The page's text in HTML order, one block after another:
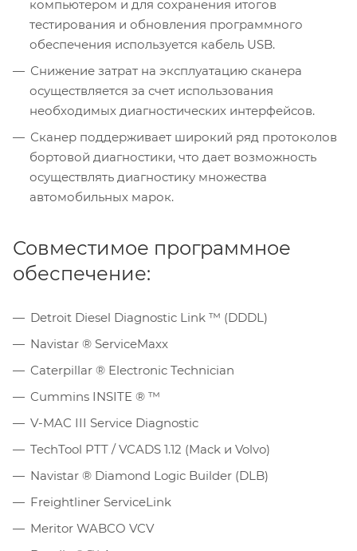
компьютером и для сохранения итогов
тестирования и обновления программного
обеспечения используется кабель USB.
Снижение затрат на эксплуатацию сканера
осуществляется за счет использования
необходимых диагностических интерфейсов.
Сканер поддерживает широкий ряд протоколов
бортовой диагностики, что дает возможность
осуществлять диагностику множества
автомобильных марок.
Совместимое программное
обеспечение:
Detroit Diesel Diagnostic Link ™ (DDDL)
Navistar ® ServiceMaxx
Caterpillar ® Electronic Technician
Cummins INSITE ® ™
V-MAC III Service Diagnostic
TechTool PTT / VCADS 1.12 (Mack и Volvo)
Navistar ® Diamond Logic Builder (DLB)
Freightliner ServiceLink
Meritor WABCO VCV